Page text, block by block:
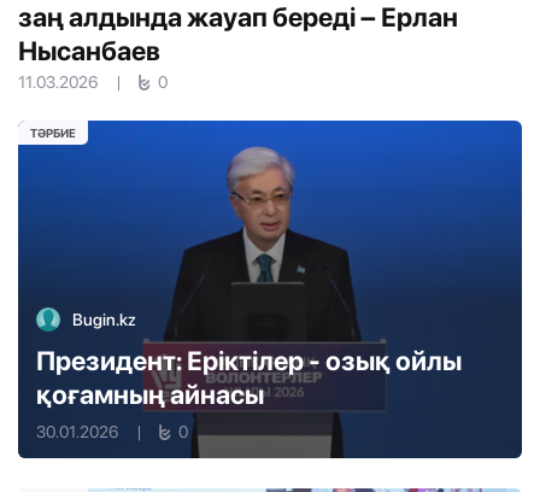
заң алдында жауап береді – Ерлан
Нысанбаев
11.03.2026 | 0
Bugin.kz
Президент: Еріктілер - озық ойлы
қоғамның айнасы
30.01.2026 | 0
ТӘРБИЕ